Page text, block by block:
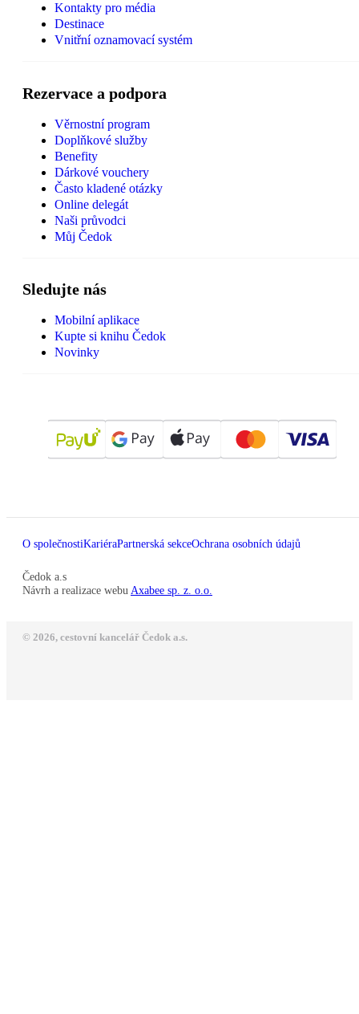
Kontakty pro média
Destinace
Vnitřní oznamovací systém
Rezervace a podpora
Věrnostní program
Doplňkové služby
Benefity
Dárkové vouchery
Často kladené otázky
Online delegát
Naši průvodci
Můj Čedok
Sledujte nás
Mobilní aplikace
Kupte si knihu Čedok
Novinky
O společnostiKariéraPartnerská sekceOchrana osobních údajů
Čedok a.s
Návrh a realizace webu Axabee sp. z. o.o.
© 2026, cestovní kancelář Čedok a.s.